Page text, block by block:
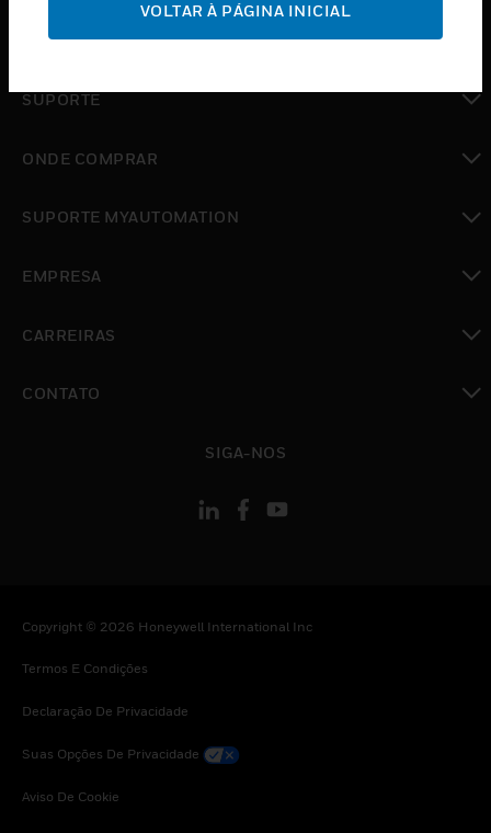
INDUSTRIAS
SUPORTE
ONDE COMPRAR
SUPORTE MYAUTOMATION
EMPRESA
CARREIRAS
CONTATO
SIGA-NOS
Copyright © 2026 Honeywell International Inc
Termos E Condições
Declaração De Privacidade
Suas Opções De Privacidade
Aviso De Cookie
VOLTAR À PÁGINA INICIAL